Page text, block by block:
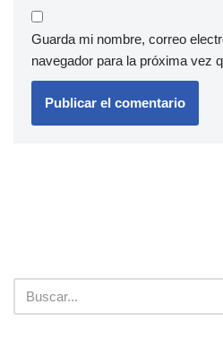
Guarda mi nombre, correo
navegador para la próxima vez